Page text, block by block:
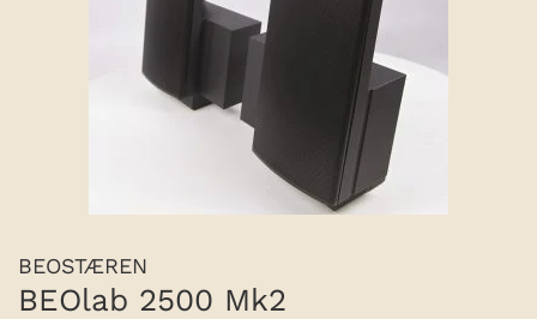
BEOSTÆREN
BEOlab 2500 Mk2